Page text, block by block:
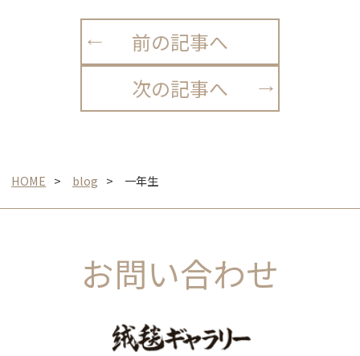
前の記事へ
次の記事へ
HOME blog 一年生
お問い合わせ